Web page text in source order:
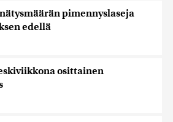
pimennyslaseja
edellä
osittainen